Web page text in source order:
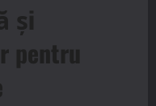
și
pentru